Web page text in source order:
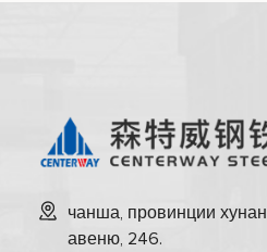
чанша, провинции
авеню, 246.